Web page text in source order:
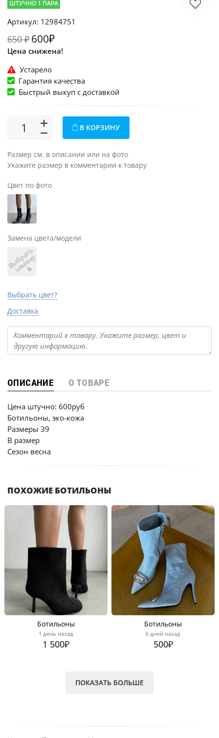
ШТУЧНО 1 ПАРА
Артикул: 12984751
650 ₽ 600₽
Цена снижена!
Устарело
Гарантия качества
Быстрый выкуп c доставкой
В КОРЗИНУ
Размер см. в описании или на фото
Укажите размер в комментарии к товару
Цвет по фото
Замена цвета/модели
В
ы
б
р
а
т
ь
з
а
м
е
н
у
Выбрать цвет?
Доставка
ОПИСАНИЕ О ТОВАРЕ
Цена штучно: 600руб
Ботильоны, эко-кожа
Размеры 39
В размер
Сезон весна
ПОХОЖИЕ БОТИЛЬОНЫ
Ботильоны
1 день назад
1 500₽
Ботильоны
6 дней назад
500₽
ПОКАЗАТЬ БОЛЬШЕ